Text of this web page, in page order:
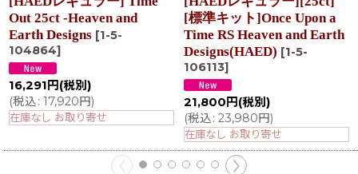
Out 25ct -Heaven and
Earth Designs [1-5-
104864]
16,291 円 (税別)
(税込: 17,920円)
在庫なし お取り寄せ
[標準キット]Once Upon a
Time RS Heaven and Earth
Designs(HAED) [1-5-
106113]
21,800 円 (税別)
(税込: 23,980円)
在庫なし お取り寄せ